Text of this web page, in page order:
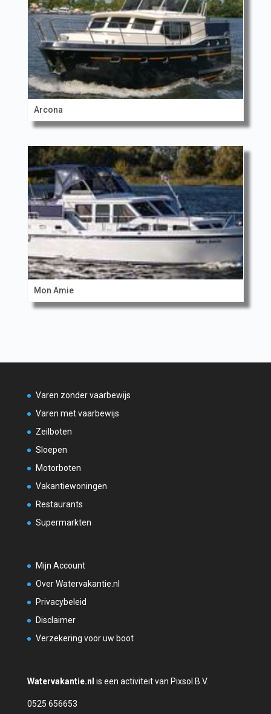
Arcona
Mon Amie
Varen zonder vaarbewijs
Varen met vaarbewijs
Zeilboten
Sloepen
Motorboten
Vakantiewoningen
Restaurants
Supermarkten
Mijn Account
Over Watervakantie.nl
Privacybeleid
Disclaimer
Verzekering voor uw boot
Watervakantie.nl is een activiteit van Pixsol B.V.
0525 656653